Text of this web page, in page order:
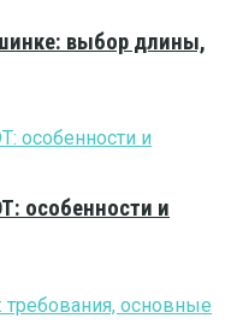
выбор длины,
особенности и